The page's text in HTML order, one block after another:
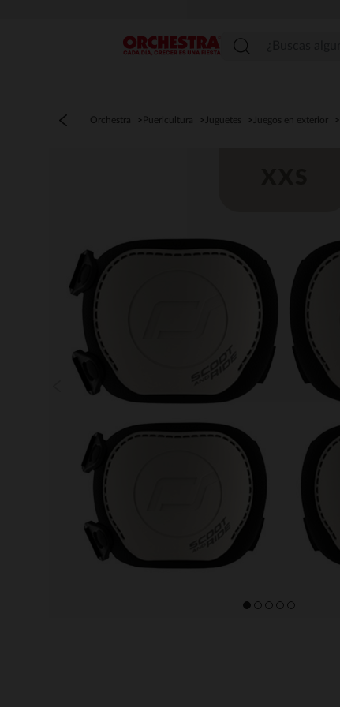
Menú
Orchestra Puericultura Juguetes Juegos en exterior